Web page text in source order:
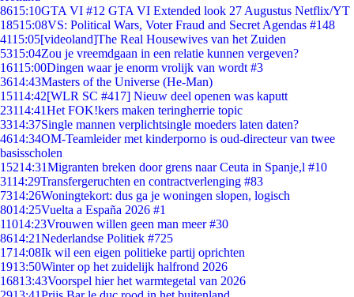
8615:10GTA VI #12 GTA VI Extended look 27 Augustus Netflix/YT
18515:08VS: Political Wars, Voter Fraud and Secret Agendas #148
4115:05[videoland]The Real Housewives van het Zuiden
5315:04Zou je vreemdgaan in een relatie kunnen vergeven?
16115:00Dingen waar je enorm vrolijk van wordt #3
3614:43Masters of the Universe (He-Man)
15114:42[WLR SC #417] Nieuw deel openen was kaputt
23114:41Het FOK!kers maken teringherrie topic
3314:37Single mannen verplichtsingle moeders laten daten?
4614:34OM-Teamleider met kinderporno is oud-directeur van twee
basisscholen
15214:31Migranten breken door grens naar Ceuta in Spanje,l #10
3114:29Transfergeruchten en contractverlenging #83
7314:26Woningtekort: dus ga je woningen slopen, logisch
8014:25Vuelta a España 2026 #1
11014:23Vrouwen willen geen man meer #30
8614:21Nederlandse Politiek #725
1714:08Ik wil een eigen politieke partij oprichten
1913:50Winter op het zuidelijk halfrond 2026
16813:43Voorspel hier het warmtegetal van 2026